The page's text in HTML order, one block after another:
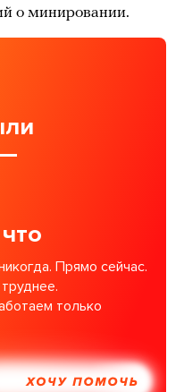
о минировании.
Прямо сейчас.
только
ХОЧУ ПОМОЧЬ